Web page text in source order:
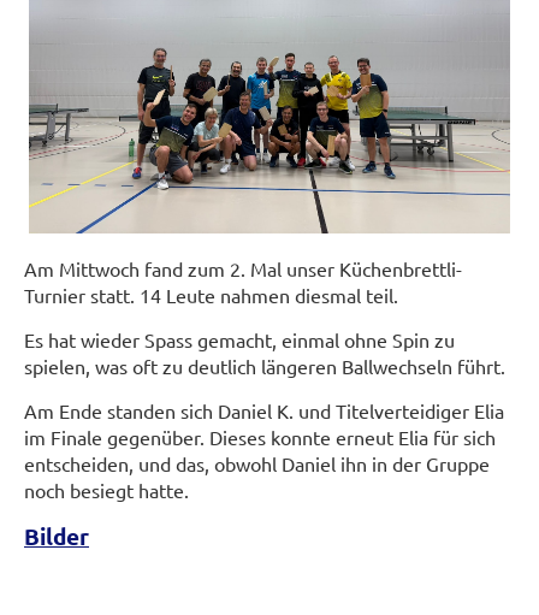
Am Mittwoch fand zum 2. Mal unser Küchenbrettli-
Turnier statt. 14 Leute nahmen diesmal teil.
Es hat wieder Spass gemacht, einmal ohne Spin zu
spielen, was oft zu deutlich längeren Ballwechseln führt.
Am Ende standen sich Daniel K. und Titelverteidiger Elia
im Finale gegenüber. Dieses konnte erneut Elia für sich
entscheiden, und das, obwohl Daniel ihn in der Gruppe
noch besiegt hatte.
Bilder